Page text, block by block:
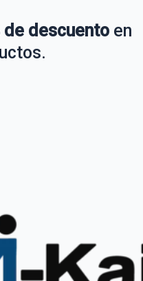
de descuento en